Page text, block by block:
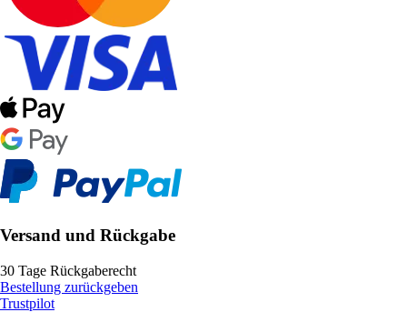
Versand und Rückgabe
30 Tage Rückgaberecht
Bestellung zurückgeben
Trustpilot